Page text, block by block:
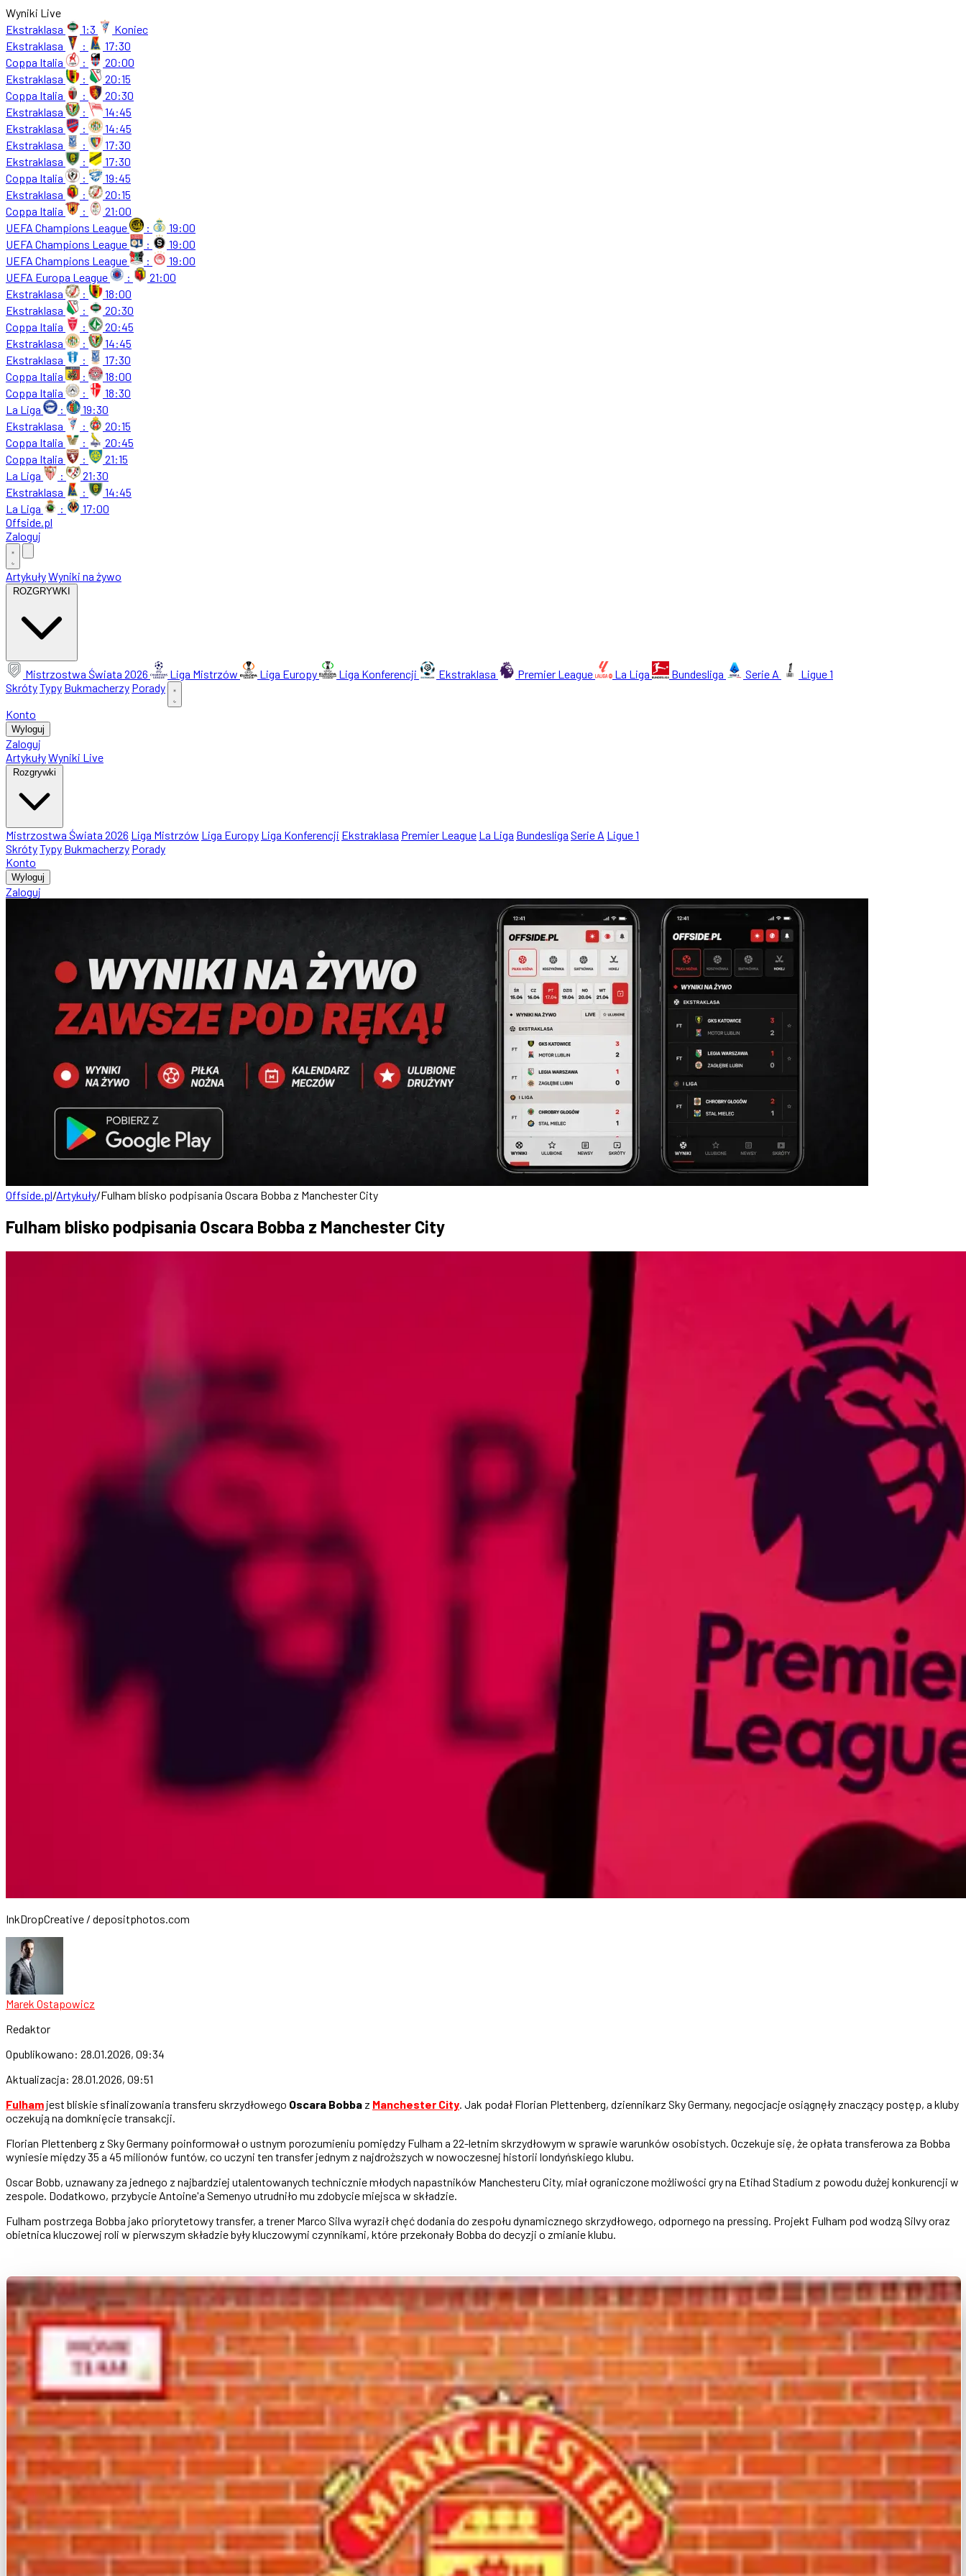
Wyniki Live
Ekstraklasa
1:3
Koniec
Ekstraklasa
:
17:30
Coppa Italia
:
20:00
Ekstraklasa
:
20:15
Coppa Italia
:
20:30
Ekstraklasa
:
14:45
Ekstraklasa
:
14:45
Ekstraklasa
:
17:30
Ekstraklasa
:
17:30
Coppa Italia
:
19:45
Ekstraklasa
:
20:15
Coppa Italia
:
21:00
UEFA Champions League
:
19:00
UEFA Champions League
:
19:00
UEFA Champions League
:
19:00
UEFA Europa League
:
21:00
Ekstraklasa
:
18:00
Ekstraklasa
:
20:30
Coppa Italia
:
20:45
Ekstraklasa
:
14:45
Ekstraklasa
:
17:30
Coppa Italia
:
18:00
Coppa Italia
:
18:30
La Liga
:
19:30
Ekstraklasa
:
20:15
Coppa Italia
:
20:45
Coppa Italia
:
21:15
La Liga
:
21:30
Ekstraklasa
:
14:45
La Liga
:
17:00
Offside.pl
Zaloguj
ArtykułyWyniki na żywo
ROZGRYWKI
Mistrzostwa Świata 2026 Liga Mistrzów Liga Europy Liga Konferencji Ekstraklasa Premier League La Liga Bundesliga Serie A
Ligue 1
SkrótyTypy Bukmacherzy Porady
Konto
Wyloguj
Zaloguj
ArtykułyWyniki Live
Rozgrywki
Mistrzostwa Świata 2026 Liga Mistrzów Liga Europy Liga Konferencji Ekstraklasa Premier League La Liga Bundesliga Serie A Ligue 1
SkrótyTypy Bukmacherzy Porady
Konto
Wyloguj
Zaloguj
Offside.pl/Artykuły/Fulham blisko podpisania Oscara Bobba z Manchester City
Fulham blisko podpisania Oscara Bobba z Manchester City
InkDropCreative / depositphotos.com
Marek Ostapowicz
Redaktor
Opublikowano: 28.01.2026, 09:34
Aktualizacja: 28.01.2026, 09:51
Fulham jest bliskie sfinalizowania transferu skrzydłowego Oscara Bobba z Manchester City. Jak podał Florian Plettenberg, dziennikarz Sky Germany, negocjacje osiągnęły znaczący postęp, a kluby
oczekują na domknięcie transakcji.
Florian Plettenberg z Sky Germany poinformował o ustnym porozumieniu pomiędzy Fulham a 22-letnim skrzydłowym w sprawie warunków osobistych. Oczekuje się, że opłata transferowa za Bobba
wyniesie między 35 a 45 milionów funtów, co uczyni ten transfer jednym z najdroższych w nowoczesnej historii londyńskiego klubu.
Oscar Bobb, uznawany za jednego z najbardziej utalentowanych technicznie młodych napastników Manchesteru City, miał ograniczone możliwości gry na Etihad Stadium z powodu dużej konkurencji w
zespole. Dodatkowo, przybycie Antoine'a Semenyo utrudniło mu zdobycie miejsca w składzie.
Fulham postrzega Bobba jako priorytetowy transfer, a trener Marco Silva wyraził chęć dodania do zespołu dynamicznego skrzydłowego, odpornego na pressing. Projekt Fulham pod wodzą Silvy oraz
obietnica kluczowej roli w pierwszym składzie były kluczowymi czynnikami, które przekonały Bobba do decyzji o zmianie klubu.